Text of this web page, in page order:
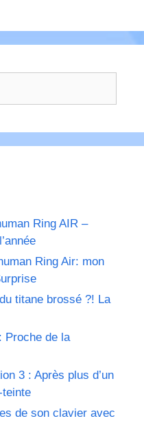
Ring AIR –
Ring Air: mon
titane brossé ?! La
Proche de la
3 : Après plus d’un
teinte
de son clavier avec